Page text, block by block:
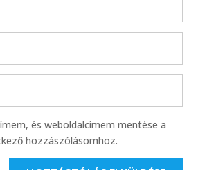
és weboldalcímem mentése a
hozzászólásomhoz.